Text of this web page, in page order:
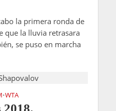
la primera ronda de
que la lluvia retrasara
se puso en marcha
•WTA